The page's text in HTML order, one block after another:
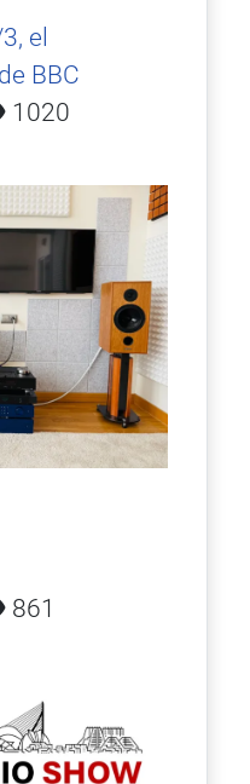
el
BBC
1020
861